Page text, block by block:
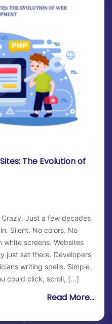
The Evolution of
Just a few decades
Silent. No colors. No
screens. Websites
just sat there. Developers
writing spells. Simple
could click, scroll, […]
Read More...